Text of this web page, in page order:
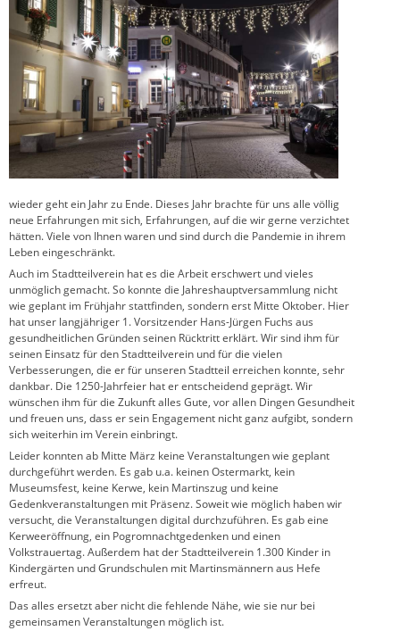
wieder geht ein Jahr zu Ende. Dieses Jahr brachte für uns alle völlig
neue Erfahrungen mit sich, Erfahrungen, auf die wir gerne verzichtet
hätten. Viele von Ihnen waren und sind durch die Pandemie in ihrem
Leben eingeschränkt.
Auch im Stadtteilverein hat es die Arbeit erschwert und vieles
unmöglich gemacht. So konnte die Jahreshauptversammlung nicht
wie geplant im Frühjahr stattfinden, sondern erst Mitte Oktober. Hier
hat unser langjähriger 1. Vorsitzender Hans-Jürgen Fuchs aus
gesundheitlichen Gründen seinen Rücktritt erklärt. Wir sind ihm für
seinen Einsatz für den Stadtteilverein und für die vielen
Verbesserungen, die er für unseren Stadtteil erreichen konnte, sehr
dankbar. Die 1250-Jahrfeier hat er entscheidend geprägt. Wir
wünschen ihm für die Zukunft alles Gute, vor allen Dingen Gesundheit
und freuen uns, dass er sein Engagement nicht ganz aufgibt, sondern
sich weiterhin im Verein einbringt.
Leider konnten ab Mitte März keine Veranstaltungen wie geplant
durchgeführt werden. Es gab u.a. keinen Ostermarkt, kein
Museumsfest, keine Kerwe, kein Martinszug und keine
Gedenkveranstaltungen mit Präsenz. Soweit wie möglich haben wir
versucht, die Veranstaltungen digital durchzuführen. Es gab eine
Kerweeröffnung, ein Pogromnachtgedenken und einen
Volkstrauertag. Außerdem hat der Stadtteilverein 1.300 Kinder in
Kindergärten und Grundschulen mit Martinsmännern aus Hefe
erfreut.
Das alles ersetzt aber nicht die fehlende Nähe, wie sie nur bei
gemeinsamen Veranstaltungen möglich ist.